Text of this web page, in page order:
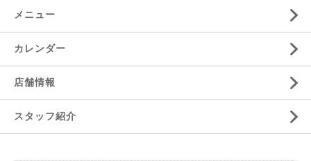
メニュー
カレンダー
店舗情報
スタッフ紹介